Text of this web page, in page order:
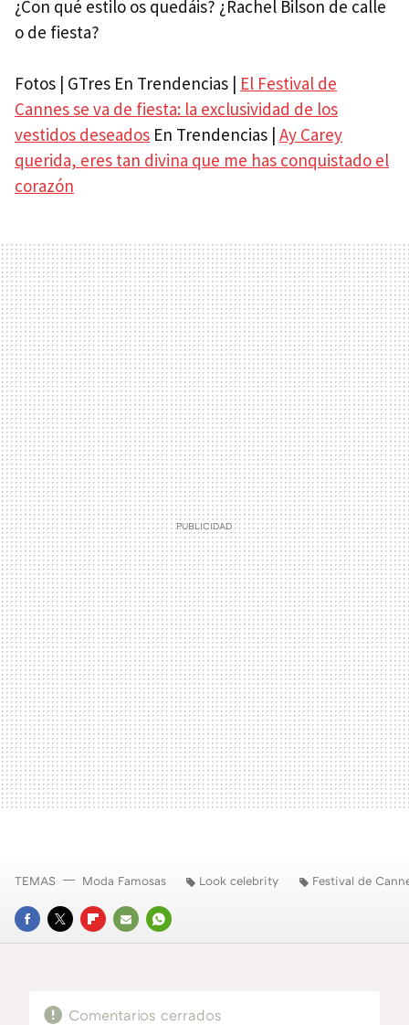
¿Con qué estilo os quedáis? ¿Rachel Bilson de calle
o de fiesta?
Fotos | GTres En Trendencias | El Festival de
Cannes se va de fiesta: la exclusividad de los
vestidos deseados En Trendencias | Ay Carey
querida, eres tan divina que me has conquistado el
corazón
FACEBOOK
TWITTERFLIPBOARD
E-
WHATSAPP
TEMAS Moda Famosas Look celebrity Festival de
Comentarios cerrados